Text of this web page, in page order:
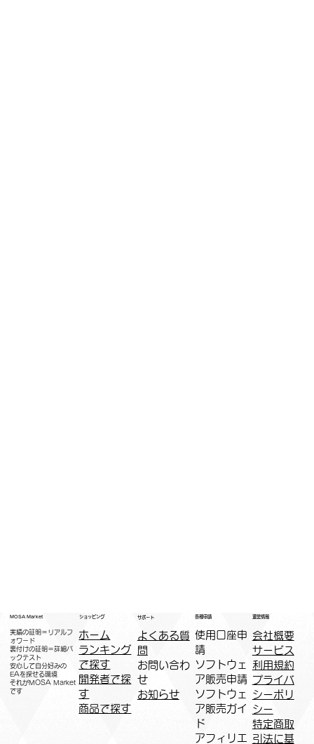
MOSA Market
実績の証明＝リアルフ
ォワード
裏付けの証明＝詳細バ
ックテスト
安心して自分好みの
EAを探せる環境
​それがMOSA Market
です
ショッピング
ホーム
ランキング
で探す
開発者で探
す
商品で探す
サポート
よくある質
問
お問い合わ
せ
お知らせ
各種申請
​使用口座申
請
ソフトウェ
ア販売申請
ソフトウェ
ア販売ガイ
ド
アフィリエ
運営情報
会社概要
サービス
利用規約
プライバ
シーポリ
シー
特定商取
引法に基